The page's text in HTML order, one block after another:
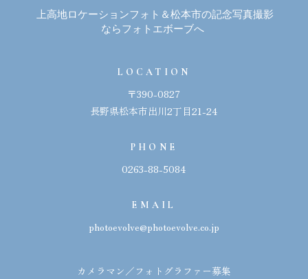
上高地ロケーションフォト＆松本市の記念写真撮影
ならフォトエボーブへ
LOCATION
〒390-0827
長野県松本市出川2丁目21-24
PHONE
0263-88-5084
EMAIL
photoevolve@photoevolve.co.jp
カメラマン／フォトグラファー募集